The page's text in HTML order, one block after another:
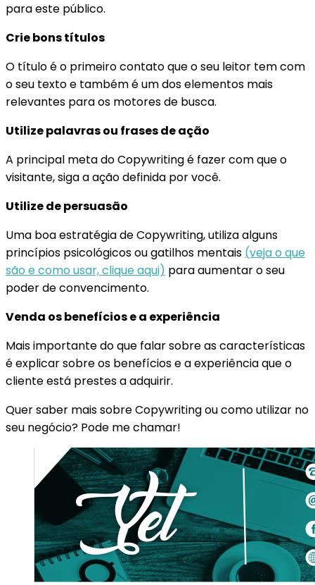
para este público.
Crie bons títulos
O título é o primeiro contato que o seu leitor tem com
o seu texto e também é um dos elementos mais
relevantes para os motores de busca.
Utilize palavras ou frases de ação
A principal meta do Copywriting é fazer com que o
visitante, siga a ação definida por você.
Utilize de persuasão
Uma boa estratégia de Copywriting, utiliza alguns
princípios psicológicos ou gatilhos mentais (veja o que
são e como usar, clique aqui) para aumentar o seu
poder de convencimento.
Venda os benefícios e a experiência
Mais importante do que falar sobre as características
é explicar sobre os benefícios e a experiência que o
cliente está prestes a adquirir.
Quer saber mais sobre Copywriting ou como utilizar no
seu negócio? Pode me chamar!